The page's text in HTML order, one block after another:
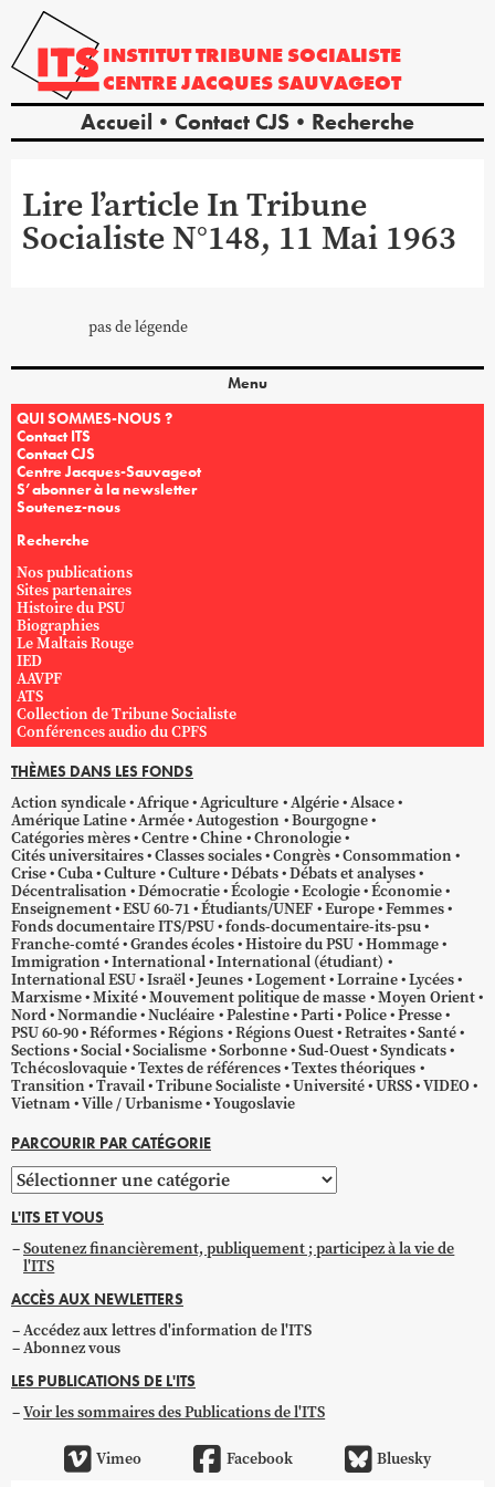
INSTITUTTRIBUNE SOCIALISTE
CENTREJACQUES SAUVAGEOT
Accueil Contact CJS Recherche
Lire l’article In Tribune
Socialiste N°148, 11 Mai 1963
pas de légende
Menu
QUI SOMMES-NOUS ?
Contact ITS
Contact CJS
Centre Jacques-Sauvageot
S’abonner à la newsletter
Soutenez-nous
Recherche
Nos publications
Sites partenaires
Histoire du PSU
Biographies
Le Maltais Rouge
IED
AAVPF
ATS
Collection de Tribune Socialiste
Conférences audio du CPFS
THÈMES DANS LES FONDS
Action syndicale Afrique Agriculture Algérie Alsace
Amérique Latine Armée Autogestion
Bourgogne
Catégories mères Centre Chine Chronologie
Cités universitaires Classes sociales Congrès Consommation
Crise Cuba Culture Culture Débats Débats et analyses
Décentralisation Démocratie Écologie Ecologie Économie
Enseignement ESU 60-71 Étudiants/UNEF Europe Femmes
Fonds documentaire ITS/PSU fonds-documentaire-its-psu
Franche-comté Grandes écoles Histoire du PSU Hommage
Immigration International International (étudiant)
International ESU Israël Jeunes Logement Lorraine Lycées
Marxisme Mixité Mouvement politique de masse Moyen Orient
Nord Normandie Nucléaire Palestine Parti Police Presse
PSU 60-90 Réformes Régions Régions Ouest Retraites Santé
Sections Social Socialisme Sorbonne Sud-Ouest Syndicats
Tchécoslovaquie Textes de références Textes théoriques
Transition Travail Tribune Socialiste Université URSS VIDEO
Vietnam Ville / Urbanisme Yougoslavie
PARCOURIR PAR CATÉGORIE
Parcourir
par
catégorie
L'ITS ET VOUS
Soutenez financièrement, publiquement ; participez à la vie de
l'ITS
ACCÈS AUX NEWLETTERS
Accédez aux lettres d'information de l'ITS
Abonnez vous
LES PUBLICATIONS DE L'ITS
Voir les sommaires des Publications de l'ITS
Vimeo Facebook Bluesky